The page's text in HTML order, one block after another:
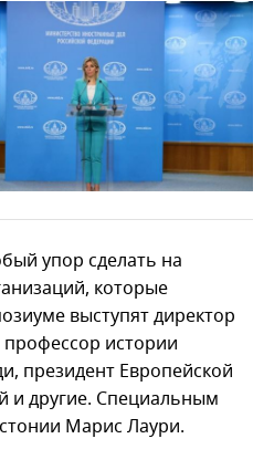
упор сделать на
которые
выступят директор
истории
президент Европейской
и другие. Специальным
Марис Лаури.